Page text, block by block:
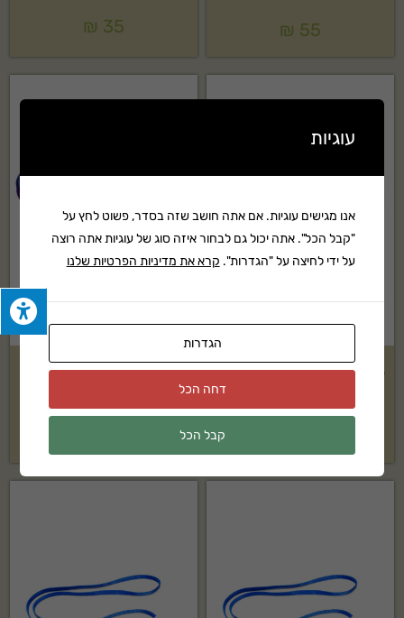
₪ 55
₪ 35
טבעת פלדה הברגה של MARCA רצועת עיגון 1.5 מטר
עוגיות
אנו מגישים עוגיות. אם אתה חושב שזה בסדר, פשוט לחץ על
"קבל הכל". אתה יכול גם לבחור איזה סוג של עוגיות אתה רוצה
על ידי לחיצה על "הגדרות". קרא את מדיניות הפרטיות שלנו
הגדרות
דחה הכל
קבל הכל